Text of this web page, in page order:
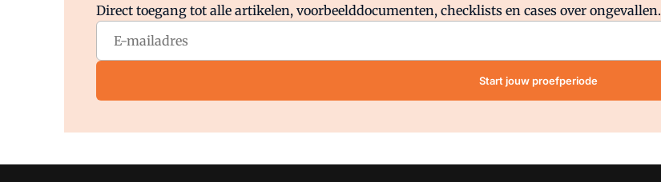
Direct toegang tot alle artikelen, voorbeelddocumenten, checklists en cases over ongevallen.
Start jouw proefperiode